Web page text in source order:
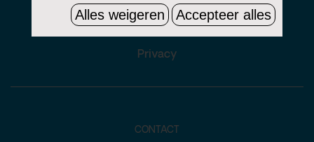
Mijncookievoorkeuren aanpassen
Privacy
CONTACT
Alles weigeren Accepteer alles